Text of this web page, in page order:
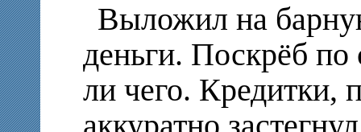
Выложил на
деньги. Поскрёб по
ли чего. Кредитки,